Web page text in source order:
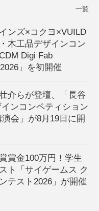
一覧
ンズ×コクヨ×VUILD
木工品デザインコン
Digi Fab
」を初開催
介らが登壇、「長谷
ンコンペティション
会」が8月19日に開
賞金100万円！学生
ト「サイゲームス ク
テスト2026」が開催